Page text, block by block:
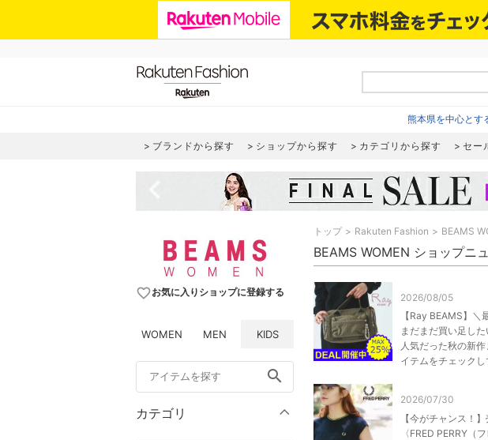
熊本県を中心とす
ブランドから探す ショップから探す カテゴリから探す セー
favorite_borderお気に入りショップに登録する
WOMEN MEN KIDS
search
カテゴリ
トップ Rakuten Fashion BEAMS
BEAMS WOMEN ショップニ
2026/08/05
【Ray BEAMS】
まだまだ買い足し
人気だった秋の新
イテムをチェック
2026/07/30
【今がチャンス！
〈FRED PERRY（